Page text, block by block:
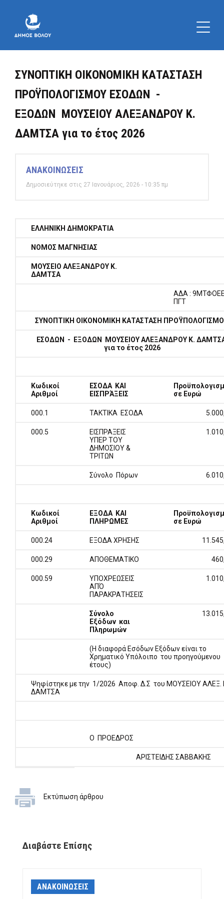
ΣΥΝΟΠΤΙΚΗ ΟΙΚΟΝΟΜΙΚΗ ΚΑΤΑΣΤΑΣΗ
ΠΡΟΫΠΟΛΟΓΙΣΜΟΥ ΕΣΟΔΩΝ -
ΕΞΟΔΩΝ ΜΟΥΣΕΙΟΥ ΑΛΕΞΑΝΔΡΟΥ Κ.
ΔΑΜΤΣΑ για το έτος 2026
ΑΝΑΚΟΙΝΩΣΕΙΣ
Δημοσιεύτηκε στις 27 Ιανουάριος, 2026 - 10:35 πμ
ΕΛΛΗΝΙΚΗ ΔΗΜΟΚΡΑΤΙΑ
ΝΟΜΟΣ ΜΑΓΝΗΣΙΑΣ
ΜΟΥΣΕΙΟ ΑΛΕΞΑΝΔΡΟΥ Κ.
ΔΑΜΤΣΑ
ΑΔΑ : 9ΜΤΦ
ΠΓΤ
ΣΥΝΟΠΤΙΚΗ ΟΙΚΟΝΟΜΙΚΗ ΚΑΤΑΣΤΑΣΗ
ΕΣΟΔΩΝ - ΕΞΟΔΩΝ ΜΟΥΣΕΙΟΥ ΑΛΕΞΑΝΔΡΟΥ Κ.
για το έτος 2026
Κωδικοί
Αριθμοί
ΕΣΟΔΑ ΚΑΙ
ΕΙΣΠΡΆΞΕΙΣ
σε Ευρώ
000.1 ΤΑΚΤΙΚΑ ΕΣΟΔΑ
000.5
ΕΙΣΠΡΑΞΕΙΣ
ΥΠΕΡ ΤΟΥ
ΔΗΜΟΣΙΟΥ &
ΤΡΙΤΩΝ
Σύνολο Πόρων
Κωδικοί
Αριθμοί
ΕΞΟΔΑ ΚΑΙ
ΠΛΗΡΩΜΕΣ
σε Ευρώ
000.24 ΕΞΟΔΑ ΧΡΗΣΗΣ
000.29 ΑΠΟΘΕΜΑΤΙΚΟ
000.59
ΥΠΟΧΡΕΩΣΕΙΣ
ΑΠΌ
ΠΑΡΑΚΡΑΤΗΣΕΙΣ
Σύνολο
Εξόδων και
Πληρωμών
(Η διαφορά Εσόδων Εξόδων είναι το
Χρηματικό Υπόλοιπο του προηγούμενου
έτους)
Ψηφίστηκε με την 1/2026 Αποφ. Δ.Σ του ΜΟΥΣΕΙΟΥ ΑΛΕΞ.
ΔΑΜΤΣΑ
Ο ΠΡΟΕΔΡΟΣ
ΑΡΙΣΤΕΙΔΗΣ ΣΑΒΒΑΚΗΣ
Εκτύπωση άρθρου
Διαβάστε Επίσης
ΑΝΑΚΟΙΝΩΣΕΙΣ